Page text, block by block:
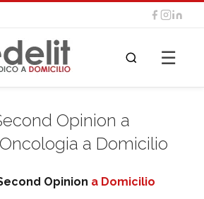
☰
Opinion a
a Domicilio
Opinion a Domicilio